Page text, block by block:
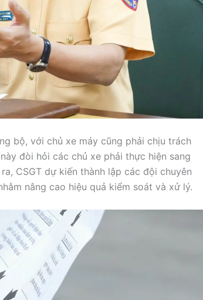
bộ, với chủ xe máy cũng phải chịu trách
đòi hỏi các chủ xe phải thực hiện sang
CSGT dự kiến thành lập các đội chuyên
nâng cao hiệu quả kiểm soát và xử lý.